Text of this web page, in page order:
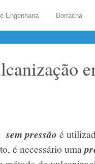
Engenharia Borracha
sem pressão é
é necessário uma